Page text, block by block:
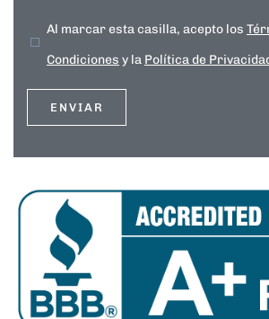
Al marcar esta casilla, acepto los
Condiciones y la Política de